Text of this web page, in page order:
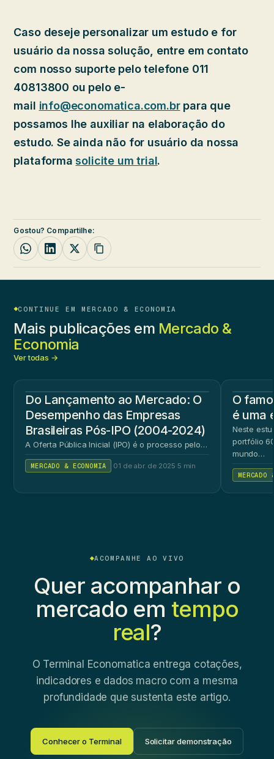
Caso deseje personalizar um estudo e for
usuário da nossa solução, entre em contato
com nosso suporte pelo telefone 011
40813800 ou pelo e-
mail info@economatica.com.brpara que
possamos lhe auxiliar na elaboração do
estudo. Se ainda não for usuário da nossa
plataformasolicite um trial.
Gostou? Compartilhe:
CONTINUE EM MERCADO & ECONOMIA
Mais publicações em Mercado &
Economia
Ver todas →
Do Lançamento ao Mercado: O
Desempenho das Empresas
Brasileiras Pós-IPO (2004-2024)
A Oferta Pública Inicial (IPO) é o processo pelo…
MERCADO & ECONOMIA 01 de abr. de 2025 5 min
O
é uma
Neste
portfólio
mundo…
MERCADO
ACOMPANHE AO VIVO
Quer acompanhar o
mercado em tempo
real?
O Terminal Economatica entrega cotações,
indicadores e dados macro com a mesma
profundidade que sustenta este artigo.
Conhecer o Terminal Solicitar demonstração